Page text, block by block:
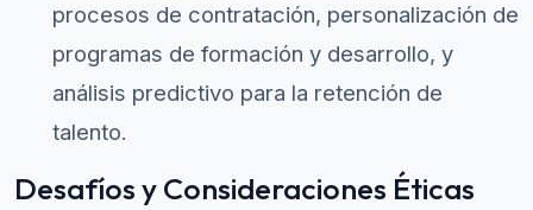
procesos de contratación, personalización de
programas de formación y desarrollo, y
análisis predictivo para la retención de
talento.
Desafíos y Consideraciones Éticas